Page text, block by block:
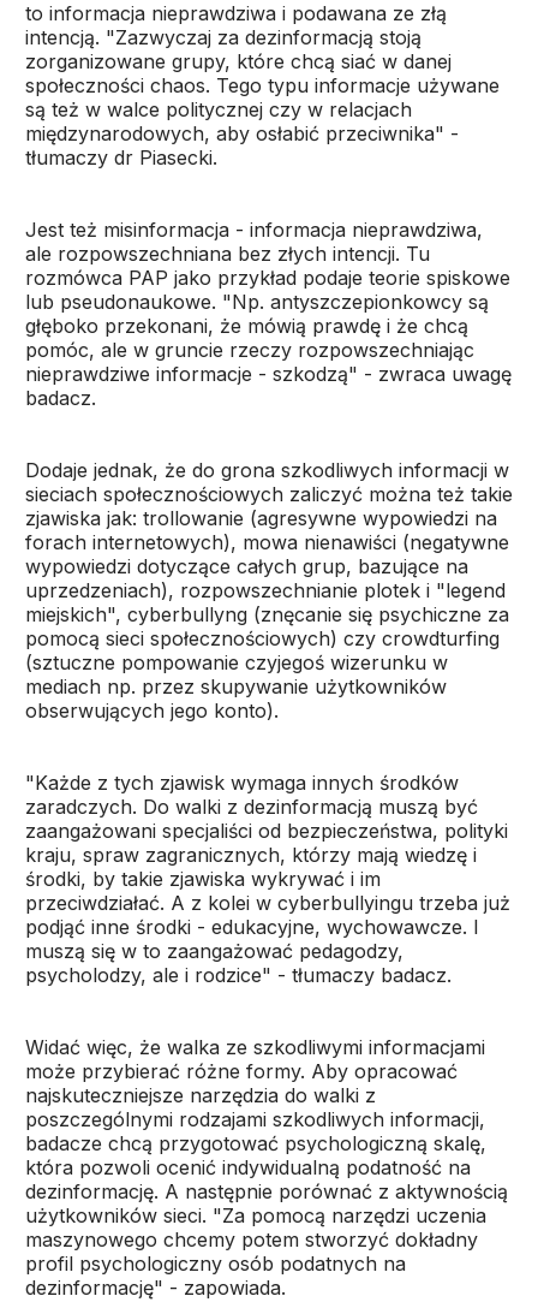
to informacja nieprawdziwa i podawana ze złą
intencją. "Zazwyczaj za dezinformacją stoją
zorganizowane grupy, które chcą siać w danej
społeczności chaos. Tego typu informacje używane
są też w walce politycznej czy w relacjach
międzynarodowych, aby osłabić przeciwnika" -
tłumaczy dr Piasecki.
Jest też misinformacja - informacja nieprawdziwa,
ale rozpowszechniana bez złych intencji. Tu
rozmówca PAP jako przykład podaje teorie spiskowe
lub pseudonaukowe. "Np. antyszczepionkowcy są
głęboko przekonani, że mówią prawdę i że chcą
pomóc, ale w gruncie rzeczy rozpowszechniając
nieprawdziwe informacje - szkodzą" - zwraca uwagę
badacz.
Dodaje jednak, że do grona szkodliwych informacji w
sieciach społecznościowych zaliczyć można też takie
zjawiska jak: trollowanie (agresywne wypowiedzi na
forach internetowych), mowa nienawiści (negatywne
wypowiedzi dotyczące całych grup, bazujące na
uprzedzeniach), rozpowszechnianie plotek i "legend
miejskich", cyberbullyng (znęcanie się psychiczne za
pomocą sieci społecznościowych) czy crowdturfing
(sztuczne pompowanie czyjegoś wizerunku w
mediach np. przez skupywanie użytkowników
obserwujących jego konto).
"Każde z tych zjawisk wymaga innych środków
zaradczych. Do walki z dezinformacją muszą być
zaangażowani specjaliści od bezpieczeństwa, polityki
kraju, spraw zagranicznych, którzy mają wiedzę i
środki, by takie zjawiska wykrywać i im
przeciwdziałać. A z kolei w cyberbullyingu trzeba już
podjąć inne środki - edukacyjne, wychowawcze. I
muszą się w to zaangażować pedagodzy,
psycholodzy, ale i rodzice" - tłumaczy badacz.
Widać więc, że walka ze szkodliwymi informacjami
może przybierać różne formy. Aby opracować
najskuteczniejsze narzędzia do walki z
poszczególnymi rodzajami szkodliwych informacji,
badacze chcą przygotować psychologiczną skalę,
która pozwoli ocenić indywidualną podatność na
dezinformację. A następnie porównać z aktywnością
użytkowników sieci. "Za pomocą narzędzi uczenia
maszynowego chcemy potem stworzyć dokładny
profil psychologiczny osób podatnych na
dezinformację" - zapowiada.